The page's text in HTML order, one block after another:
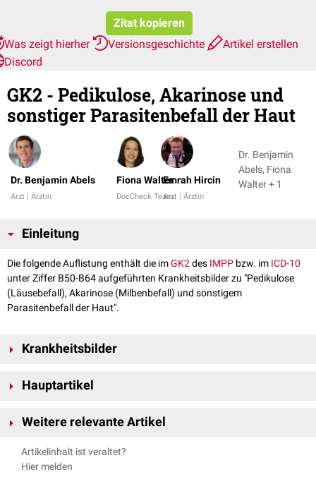
Zitat kopieren
Was zeigt hierher
Versionsgeschichte
Artikel erstellen
Discord
GK2 - Pedikulose, Akarinose und
sonstiger Parasitenbefall der Haut
Dr. Benjamin Abels
Arzt | Ärztin
Fiona Walter
DocCheck Team
Emrah Hircin
Arzt | Ärztin
Dr. Benjamin
Abels, Fiona
Walter + 1
Einleitung
Die folgende Auflistung enthält die imGK2des IMPP bzw. im ICD-10
unter Ziffer B50-B64 aufgeführten Krankheitsbilder zu "Pedikulose
(Läusebefall), Akarinose (Milbenbefall) und sonstigem
Parasitenbefall der Haut".
Krankheitsbilder
sonstiger Parasitenbefall der Haut
Hauptartikel
Pedikulose
Akarinose
Skabies
Weitere relevante Artikel
Allgemeine Begriffe
Ektoparasit,Nissen
Artikelinhalt ist veraltet?
Hier melden